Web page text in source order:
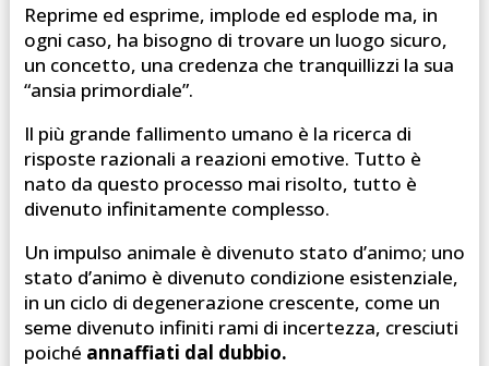
Reprime ed esprime, implode ed esplode ma, in
ogni caso, ha bisogno di trovare un luogo sicuro,
un concetto, una credenza che tranquillizzi la sua
“ansia primordiale”.
Il più grande fallimento umano è la ricerca di
risposte razionali a reazioni emotive. Tutto è
nato da questo processo mai risolto, tutto è
divenuto infinitamente complesso.
Un impulso animale è divenuto stato d’animo; uno
stato d’animo è divenuto condizione esistenziale,
in un ciclo di degenerazione crescente, come un
seme divenuto infiniti rami di incertezza, cresciuti
poiché annaffiati dal dubbio.